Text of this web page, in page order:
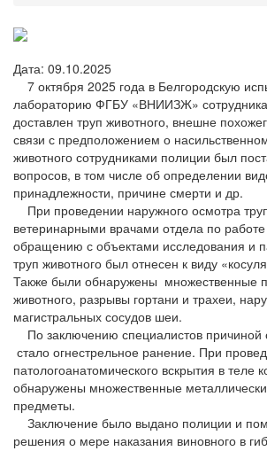
Дата: 09.10.2025
7 октября 2025 года в Белгородскую
лабораторию ФГБУ «ВНИИЗЖ»
доставлен труп животного, внешне
связи с предположением о
животного сотрудниками полиции был
вопросов, в том числе об определении
принадлежности, причине смерти и др.
При проведении наружного осмотра
ветеринарными врачами отдела по работе
обращению с объектами исследования и
труп животного был отнесен к виду
Также были обнаружены множественные
животного, разрывы гортани и трахеи,
магистральных сосудов шеи.
По заключению специалистов причиной
стало огнестрельное ранение. При
патологоанатомического вскрытия в теле
обнаружены множественные
предметы.
Заключение было выдано полиции и
решения о мере наказания виновного в